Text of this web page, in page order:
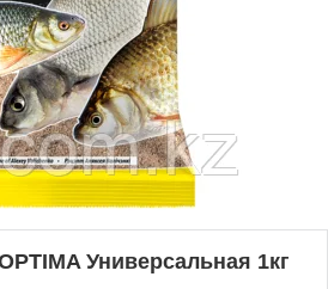
Универсальная 1кг